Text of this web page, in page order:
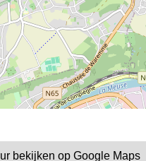
bekijken op Google Maps